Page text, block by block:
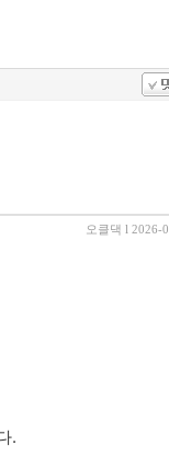
오클댁 l 2026-
.